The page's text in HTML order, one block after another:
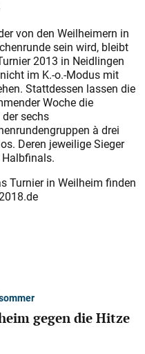
von den Weilheimern in
sein wird, bleibt
2013 in Neidlingen
im K.-o.-Modus mit
Stattdessen lassen die
Woche die
sechs
à drei
Deren jeweilige Sieger
Turnier in Weilheim finden
gegen die Hitze